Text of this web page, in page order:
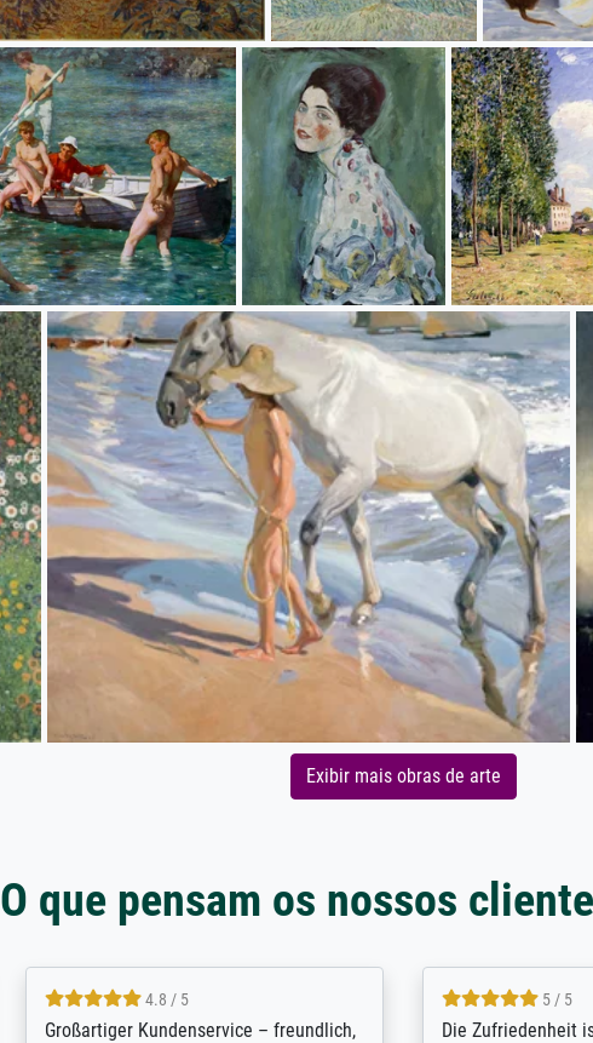
Exibir mais obras de arte
O que pensam os nossos
5 / 5
Für ein Erinnerungsbuch mit der
4.8 / 5
Hervorragende